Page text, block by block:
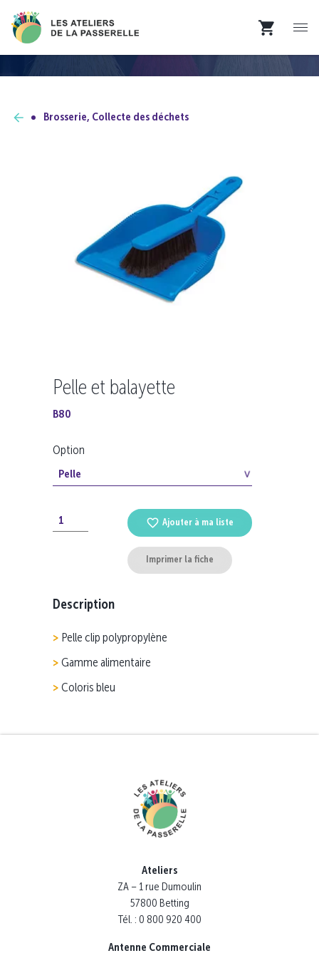
Brosserie, Collecte des déchets
Pelle et balayette
B80
Option
Ajouter à ma liste
Imprimer la fiche
Description
Pelle clip polypropylène
Gamme alimentaire
Coloris bleu
Ateliers
ZA – 1 rue Dumoulin
57800 Betting
Tél. : 0 800 920 400
Antenne Commerciale